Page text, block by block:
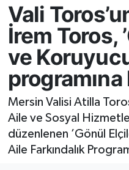
Vali
İrem Toros,
ve
programına
Mersin Valisi Atilla
Aile ve Sosyal
düzenlenen ’Gönül
Aile Farkındalık
Gündem
Kültür-Sanat
Resmi İlan
Sağlık
Siyaset